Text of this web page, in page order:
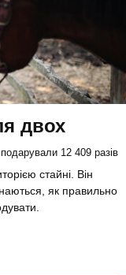
двох
подарували 12 409 разів
стайні. Він
як правильно